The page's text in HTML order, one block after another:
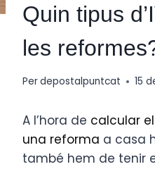
Quin tipus
les
Perdepostalpuntcat 15
A l’hora de calcular
una reforma a casa
també hem de tenir